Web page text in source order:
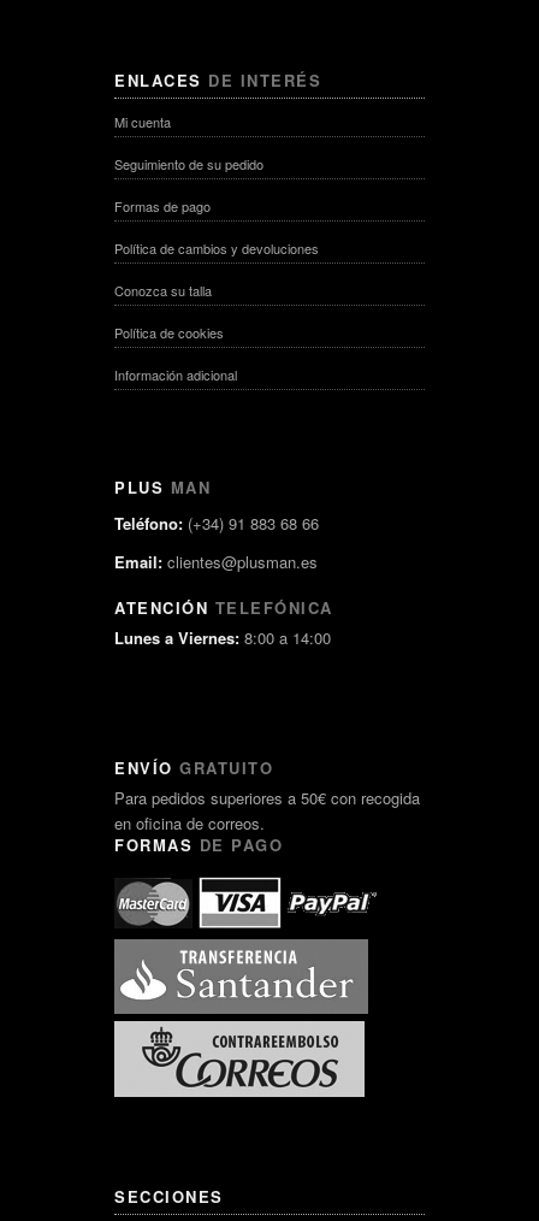
ENLACES DE INTERÉS
Mi cuenta
Seguimiento de su pedido
Formas de pago
Política de cambios y devoluciones
Conozca su talla
Política de cookies
Información adicional
PLUS MAN
Teléfono: (+34) 91 883 68 66
Email: clientes@plusman.es
ATENCIÓN TELEFÓNICA
Lunes a Viernes: 8:00 a 14:00
ENVÍO GRATUITO
Para pedidos superiores a 50€ con recogida
en oficina de correos.
FORMAS DE PAGO
SECCIONES